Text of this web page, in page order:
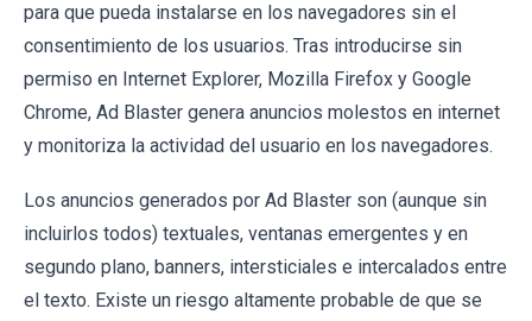
para que pueda instalarse en los navegadores sin el
consentimiento de los usuarios. Tras introducirse sin
permiso en Internet Explorer, Mozilla Firefox y Google
Chrome, Ad Blaster genera anuncios molestos en internet
y monitoriza la actividad del usuario en los navegadores.
Los anuncios generados por Ad Blaster son (aunque sin
incluirlos todos) textuales, ventanas emergentes y en
segundo plano, banners, intersticiales e intercalados entre
el texto. Existe un riesgo altamente probable de que se